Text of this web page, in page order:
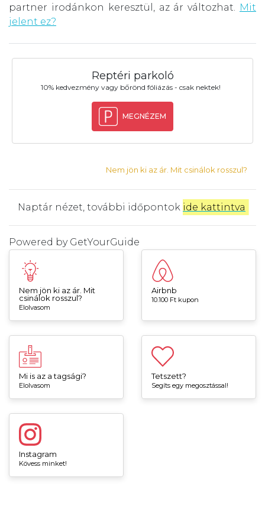
partner irodánkon keresztül, az ár változhat. Mit
jelent ez?
Reptéri parkoló
10% kedvezmény vagy bőrönd fóliázás - csak nektek!
MEGNÉZEM
Nem jön ki az ár. Mit csinálok rosszul?
Naptár nézet, további időpontok ide kattintva
Powered by GetYourGuide
Nem jön ki az ár. Mit
csinálok rosszul?
Elolvasom
Airbnb
10.100 Ft kupon
Mi is az a tagsági?
Elolvasom
Tetszett?
Segíts egy megosztással!
Instagram
Kövess minket!